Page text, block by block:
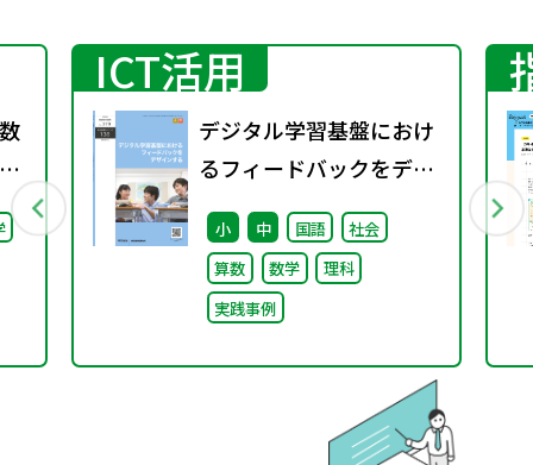
ICT活用
デジタル学習基盤におけ
るフィードバックをデザ
インする（特別課題
138）
小 中 国語
社会
算数
数学
理科
実践事例